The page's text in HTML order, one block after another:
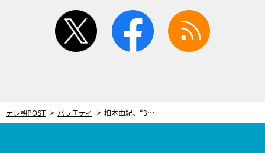
twitter facebook
テレ朝POST バラエティ 柏木由紀、“3つのワード”で自分を検索！「アイドル、鹿児島、スター」その結果は…